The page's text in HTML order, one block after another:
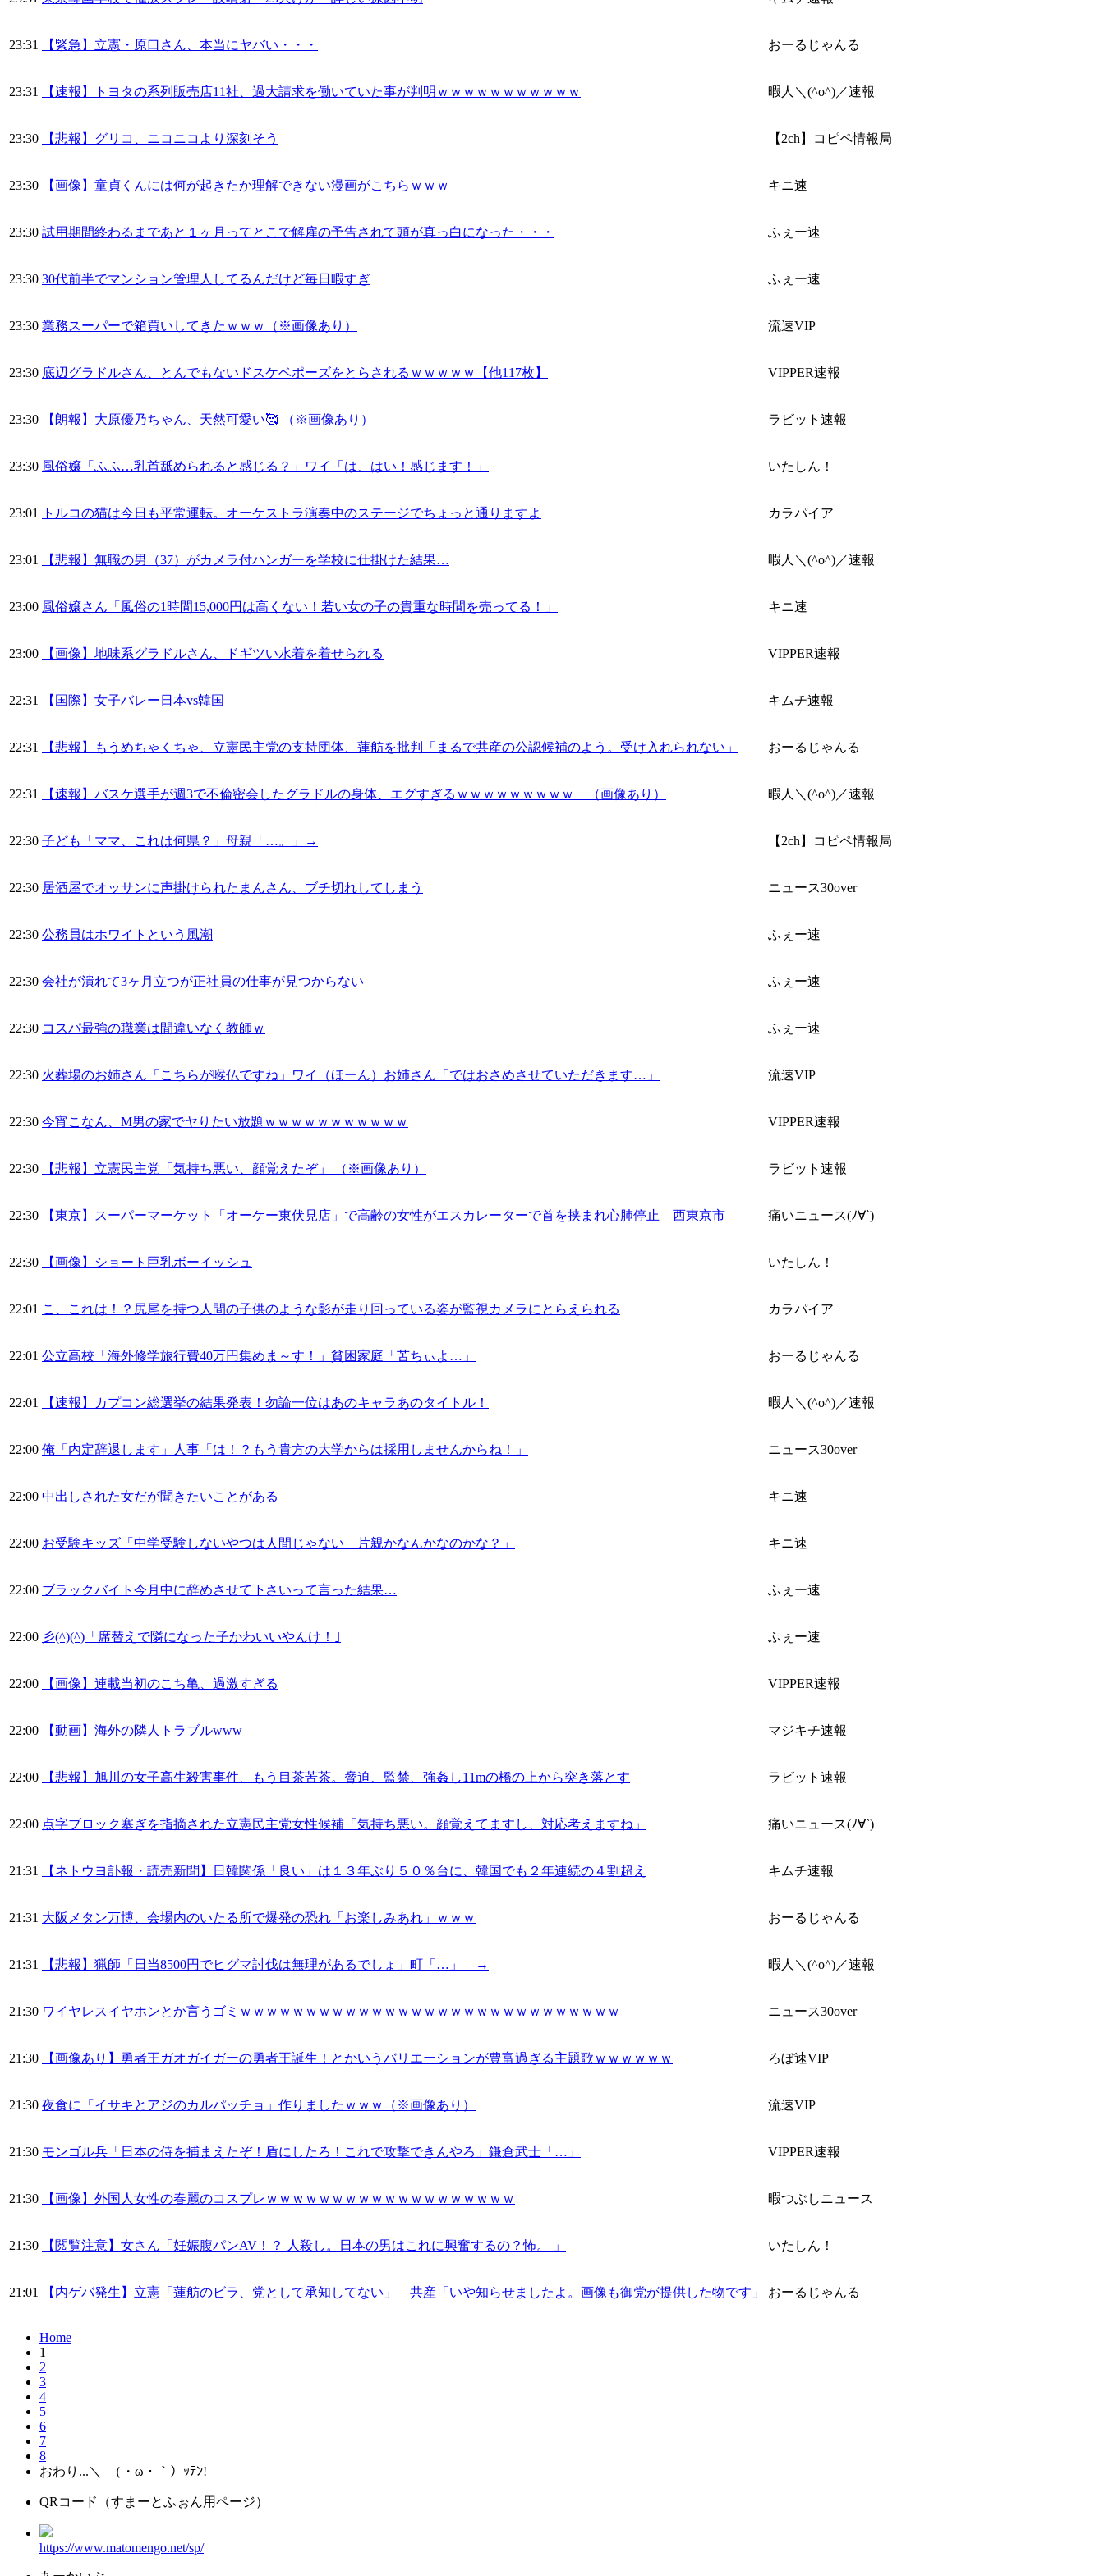
23:31 【緊急】立憲・原口さん、本当にヤバい・・・ おーるじゃんる
23:31 【速報】トヨタの系列販売店11社、過大請求を働いていた事が判明ｗｗｗｗｗｗｗｗｗｗｗ 暇人＼(^o^)／速報
23:30 【悲報】グリコ、ニコニコより深刻そう 【2ch】コピペ情報局
23:30 【画像】童貞くんには何が起きたか理解できない漫画がこちらｗｗｗ キニ速
23:30 試用期間終わるまであと１ヶ月ってとこで解雇の予告されて頭が真っ白になった・・・ ふぇー速
23:30 30代前半でマンション管理人してるんだけど毎日暇すぎ ふぇー速
23:30 業務スーパーで箱買いしてきたｗｗｗ（※画像あり） 流速VIP
23:30 底辺グラドルさん、とんでもないドスケベポーズをとらされるｗｗｗｗｗ【他117枚】 VIPPER速報
23:30 【朗報】大原優乃ちゃん、天然可愛い🥰 （※画像あり） ラビット速報
23:30 風俗嬢「ふふ…乳首舐められると感じる？」ワイ「は、はい！感じます！」 いたしん！
23:01 トルコの猫は今日も平常運転。オーケストラ演奏中のステージでちょっと通りますよ カラパイア
23:01 【悲報】無職の男（37）がカメラ付ハンガーを学校に仕掛けた結果… 暇人＼(^o^)／速報
23:00 風俗嬢さん「風俗の1時間15,000円は高くない！若い女の子の貴重な時間を売ってる！」 キニ速
23:00 【画像】地味系グラドルさん、ドギツい水着を着せられる VIPPER速報
22:31 【国際】女子バレー日本vs韓国 キムチ速報
22:31 【悲報】もうめちゃくちゃ、立憲民主党の支持団体、蓮舫を批判「まるで共産の公認候補のよう。受け入れられない」 おーるじゃんる
22:31 【速報】バスケ選手が週3で不倫密会したグラドルの身体、エグすぎるｗｗｗｗｗｗｗｗｗ （画像あり） 暇人＼(^o^)／速報
22:30 子ども「ママ、これは何県？」母親「…。」→ 【2ch】コピペ情報局
22:30 居酒屋でオッサンに声掛けられたまんさん、ブチ切れしてしまう ニュース30over
22:30 公務員はホワイトという風潮 ふぇー速
22:30 会社が潰れて3ヶ月立つが正社員の仕事が見つからない ふぇー速
22:30 コスパ最強の職業は間違いなく教師ｗ ふぇー速
22:30 火葬場のお姉さん「こちらが喉仏ですね」ワイ（ほーん）お姉さん「ではおさめさせていただきます…」 流速VIP
22:30 今宵こなん、M男の家でヤりたい放題ｗｗｗｗｗｗｗｗｗｗｗ VIPPER速報
22:30 【悲報】立憲民主党「気持ち悪い、顔覚えたぞ」 （※画像あり） ラビット速報
22:30 【東京】スーパーマーケット「オーケー東伏見店」で高齢の女性がエスカレーターで首を挟まれ心肺停止 西東京市 痛いニュース(ﾉ∀`)
22:30 【画像】ショート巨乳ボーイッシュ いたしん！
22:01 こ、これは！？尻尾を持つ人間の子供のような影が走り回っている姿が監視カメラにとらえられる カラパイア
22:01 公立高校「海外修学旅行費40万円集めま～す！」貧困家庭「苦ちぃよ…」 おーるじゃんる
22:01 【速報】カプコン総選挙の結果発表！勿論一位はあのキャラあのタイトル！ 暇人＼(^o^)／速報
22:00 俺「内定辞退します」人事「は！？もう貴方の大学からは採用しませんからね！」 ニュース30over
22:00 中出しされた女だが聞きたいことがある キニ速
22:00 お受験キッズ「中学受験しないやつは人間じゃない 片親かなんかなのかな？」 キニ速
22:00 ブラックバイト今月中に辞めさせて下さいって言った結果… ふぇー速
22:00 彡(^)(^)「席替えで隣になった子かわいいやんけ！｣ ふぇー速
22:00 【画像】連載当初のこち亀、過激すぎる VIPPER速報
22:00 【動画】海外の隣人トラブルwww マジキチ速報
22:00 【悲報】旭川の女子高生殺害事件、もう目茶苦茶。脅迫、監禁、強姦し11mの橋の上から突き落とす ラビット速報
22:00 点字ブロック塞ぎを指摘された立憲民主党女性候補「気持ち悪い。顔覚えてますし、対応考えますね」 痛いニュース(ﾉ∀`)
21:31 【ネトウヨ訃報・読売新聞】日韓関係「良い」は１３年ぶり５０％台に、韓国でも２年連続の４割超え キムチ速報
21:31 大阪メタン万博、会場内のいたる所で爆発の恐れ「お楽しみあれ」ｗｗｗ おーるじゃんる
21:31 【悲報】猟師「日当8500円でヒグマ討伐は無理があるでしょ」町「…」 → 暇人＼(^o^)／速報
21:30 ワイヤレスイヤホンとか言うゴミｗｗｗｗｗｗｗｗｗｗｗｗｗｗｗｗｗｗｗｗｗｗｗｗｗｗｗｗｗ ニュース30over
21:30 【画像あり】勇者王ガオガイガーの勇者王誕生！とかいうバリエーションが豊富過ぎる主題歌ｗｗｗｗｗｗ ろぼ速VIP
21:30 夜食に「イサキとアジのカルパッチョ」作りましたｗｗｗ（※画像あり） 流速VIP
21:30 モンゴル兵「日本の侍を捕まえたぞ！盾にしたろ！これで攻撃できんやろ」鎌倉武士「…」 VIPPER速報
21:30 【画像】外国人女性の春麗のコスプレｗｗｗｗｗｗｗｗｗｗｗｗｗｗｗｗｗｗｗ 暇つぶしニュース
21:30 【閲覧注意】女さん「妊娠腹パンAV！？ 人殺し。日本の男はこれに興奮するの？怖。 」 いたしん！
21:01 【内ゲバ発生】立憲「蓮舫のビラ、党として承知してない」 共産「いや知らせましたよ。画像も御党が提供した物です」 おーるじゃんる
Home
1
2
3
4
5
6
7
8
おわり...＼_（・ω・｀）ｯﾃﾝ!
QRコード（すまーとふぉん用ページ）
https://www.matomengo.net/sp/